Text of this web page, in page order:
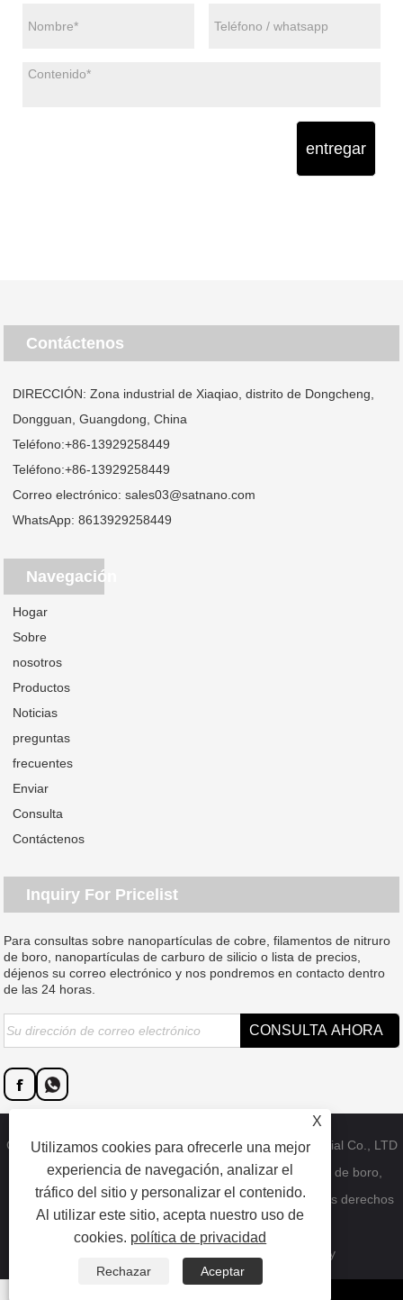
entregar
Contáctenos
DIRECCIÓN: Zona industrial de Xiaqiao, distrito de Dongcheng,
Dongguan, Guangdong, China
Teléfono:+86-13929258449
Teléfono:+86-13929258449
Correo electrónico:sales03@satnano.com
WhatsApp:8613929258449
Navegación
Hogar
Sobre
nosotros
Productos
Noticias
preguntas
frecuentes
Enviar
Consulta
Contáctenos
Inquiry For Pricelist
Para consultas sobre nanopartículas de cobre, filamentos de nitruro
de boro, nanopartículas de carburo de silicio o lista de precios,
déjenos su correo electrónico y nos pondremos en contacto dentro
de las 24 horas.
Copyright © 2023 Dongguan SAT nano technology material Co., LTD
- Nanopartículas de cobre de China, bigotes de nitruro de boro,
fábrica de nanopartículas de carburo de silicio - Todos los derechos
reservados.
Privacy Policy
X
Utilizamos cookies para ofrecerle una mejor
experiencia de navegación, analizar el
tráfico del sitio y personalizar el contenido.
Al utilizar este sitio, acepta nuestro uso de
cookies. política de privacidad
Rechazar Aceptar